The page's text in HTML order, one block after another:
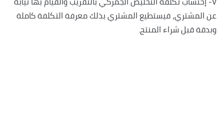
عن المشتري، فيستطيع المشتري بذلك معرفة التكلفة كاملة
وبدقة قبل شراء المنتج.